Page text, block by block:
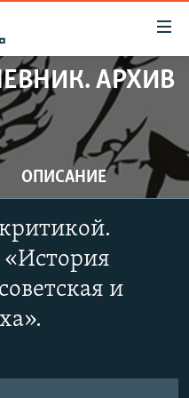
АРХИВ
ОПИСАНИЕ
и